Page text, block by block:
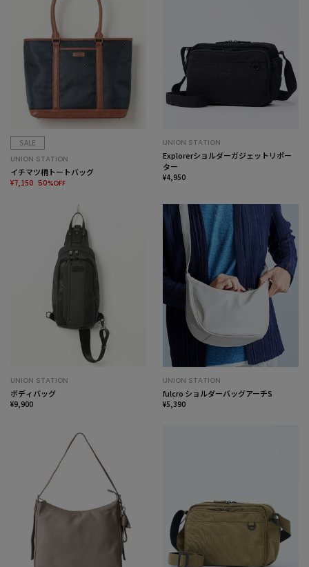
SALE
UNION STATION
イチマツ柄トートバッグ
¥7,150 50%OFF
UNION STATION
Explorerショルダーガジェットリポー
ター
¥4,950
UNION STATION
ボディバッグ
¥9,900
UNION STATION
fulcro ショルダーバッグアーチS
¥5,390